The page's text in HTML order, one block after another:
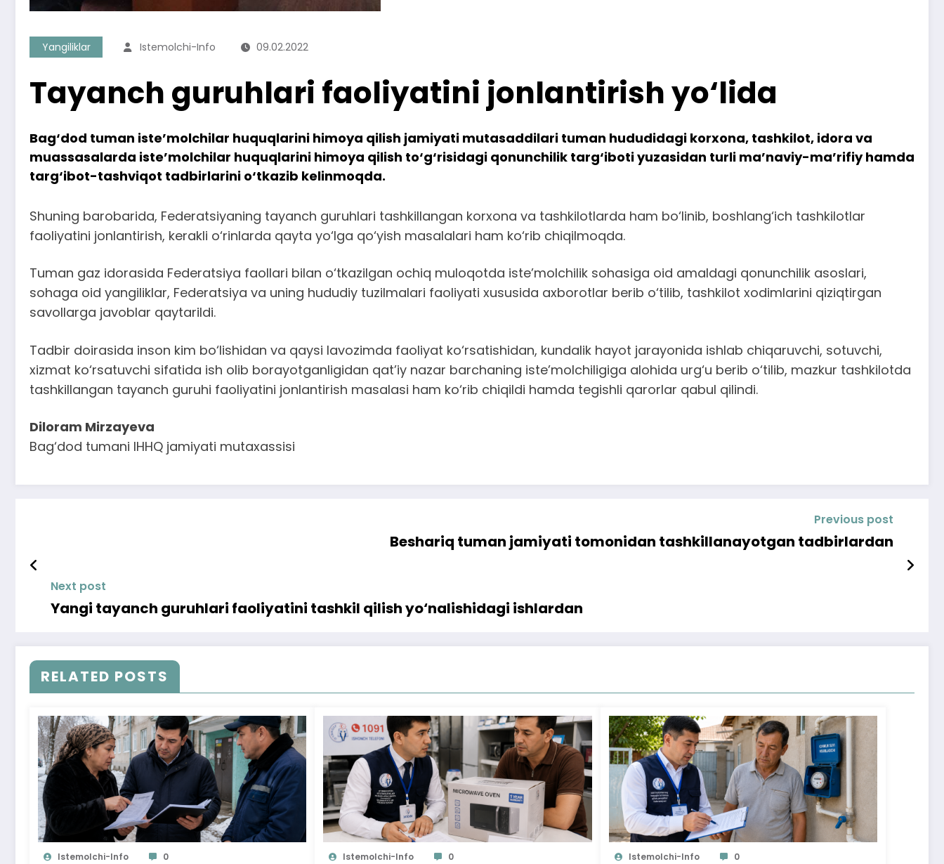
Yangiliklar Istemolchi-Info 09.02.2022
Tayanch guruhlari faoliyatini jonlantirish yo‘lida
Bag‘dod tuman iste’molchilar huquqlarini himoya qilish jamiyati mutasaddilari tuman hududidagi korxona, tashkilot, idora va
muassasalarda iste’molchilar huquqlarini himoya qilish to‘g‘risidagi qonunchilik targ‘iboti yuzasidan turli ma’naviy-ma’rifiy hamda
targ‘ibot-tashviqot tadbirlarini o‘tkazib kelinmoqda.
Shuning barobarida, Federatsiyaning tayanch guruhlari tashkillangan korxona va tashkilotlarda ham bo‘linib, boshlang‘ich tashkilotlar
faoliyatini jonlantirish, kerakli o‘rinlarda qayta yo‘lga qo‘yish masalalari ham ko‘rib chiqilmoqda.
Tuman gaz idorasida Federatsiya faollari bilan o‘tkazilgan ochiq muloqotda iste’molchilik sohasiga oid amaldagi qonunchilik asoslari,
sohaga oid yangiliklar, Federatsiya va uning hududiy tuzilmalari faoliyati xususida axborotlar berib o‘tilib, tashkilot xodimlarini qiziqtirgan
savollarga javoblar qaytarildi.
Tadbir doirasida inson kim bo‘lishidan va qaysi lavozimda faoliyat ko‘rsatishidan, kundalik hayot jarayonida ishlab chiqaruvchi, sotuvchi,
xizmat ko‘rsatuvchi sifatida ish olib borayotganligidan qat’iy nazar barchaning iste’molchiligiga alohida urg‘u berib o‘tilib, mazkur tashkilotda
tashkillangan tayanch guruhi faoliyatini jonlantirish masalasi ham ko‘rib chiqildi hamda tegishli qarorlar qabul qilindi.
Diloram Mirzayeva
Bag‘dod tumani IHHQ jamiyati mutaxassisi
Previous post
Beshariq tuman jamiyati tomonidan tashkillanayotgan tadbirlardan
Next post
Yangi tayanch guruhlari faoliyatini tashkil qilish yo‘nalishidagi ishlardan
RELATED POSTS
Istemolchi-Info 0 Istemolchi-Info 0 Istemolchi-Info 0